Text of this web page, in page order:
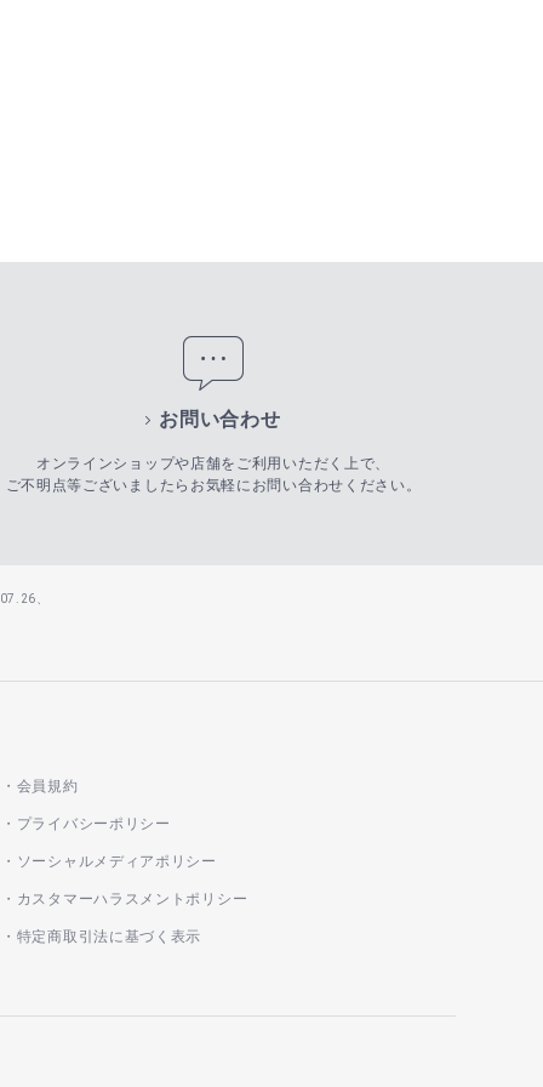
お問い合わせ
オンラインショップや店舗をご利用いただく上で、
ご不明点等ございましたらお気軽にお問い合わせください。
、
会員規約
プライバシーポリシー
ソーシャルメディアポリシー
カスタマーハラスメントポリシー
特定商取引法に基づく表示